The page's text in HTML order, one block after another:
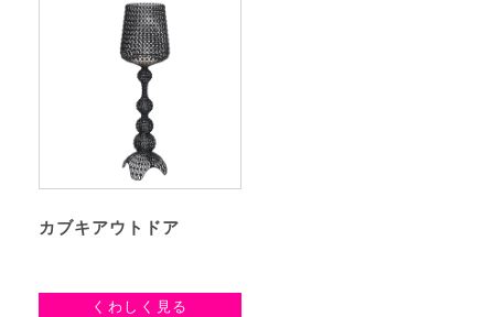
カブキアウトドア
くわしく見る